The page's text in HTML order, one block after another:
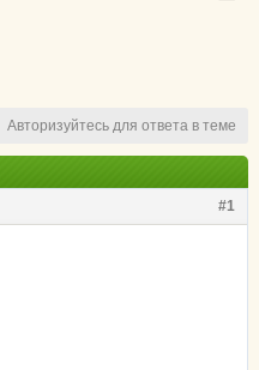
Авторизуйтесь для ответа в теме
#1